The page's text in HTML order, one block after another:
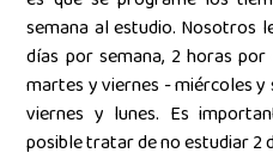
semana al estudio. Nosotros
días por semana, 2 horas
martes y viernes - miércoles
viernes y lunes. Es
posible tratar de no estudiar 2